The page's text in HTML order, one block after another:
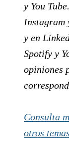
y You
Instagram
y en
Spotify y
opiniones
Consulta
otros